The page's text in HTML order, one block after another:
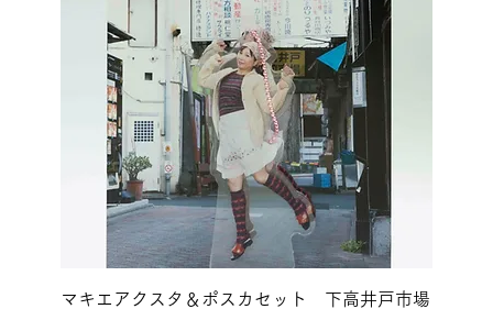
マキエアクスタ＆ポスカセット 下高井戸市場